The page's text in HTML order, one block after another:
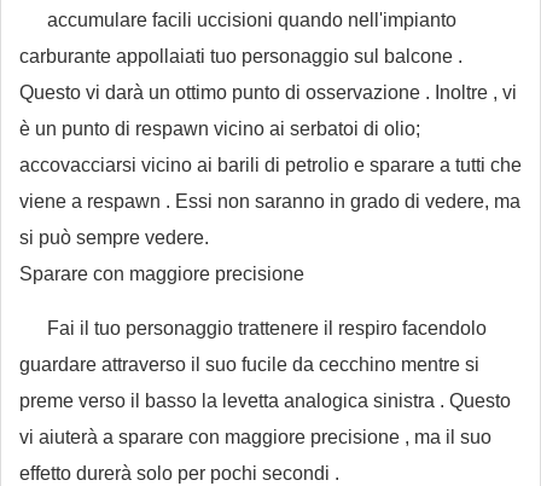
accumulare facili uccisioni quando nell'impianto
carburante appollaiati tuo personaggio sul balcone .
Questo vi darà un ottimo punto di osservazione . Inoltre , vi
è un punto di respawn vicino ai serbatoi di olio;
accovacciarsi vicino ai barili di petrolio e sparare a tutti che
viene a respawn . Essi non saranno in grado di vedere, ma
si può sempre vedere.
Sparare con maggiore precisione
Fai il tuo personaggio trattenere il respiro facendolo
guardare attraverso il suo fucile da cecchino mentre si
preme verso il basso la levetta analogica sinistra . Questo
vi aiuterà a sparare con maggiore precisione , ma il suo
effetto durerà solo per pochi secondi .